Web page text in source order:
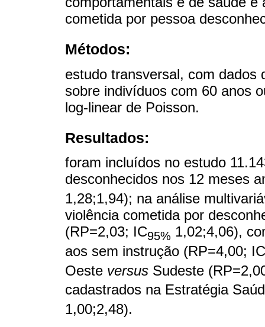
cometida por pessoa
Métodos:
estudo transversal, com dados
sobre indivíduos com 60 anos
log-linear de Poisson.
Resultados:
foram incluídos no estudo
desconhecidos nos 12 meses
1,28;1,94); na análise
violência cometida por
(RP=2,03; IC95% 1,02;4,06),
aos sem instrução (RP=4,00; IC
Oeste versus Sudeste
cadastrados na Estratégia
1,00;2,48).